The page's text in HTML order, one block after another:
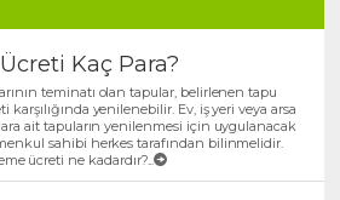
Kaç Para?
teminatı olan tapular, belirlenen tapu
karşılığında yenilenebilir. Ev, iş yeri veya arsa
ait tapuların yenilenmesi için uygulanacak
sahibi herkes tarafından bilinmelidir.
ücreti ne kadardır?...